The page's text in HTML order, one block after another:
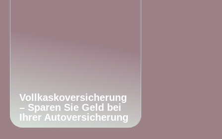
Vollkaskoversicherung
– Sparen Sie Geld bei
Ihrer Autoversicherung